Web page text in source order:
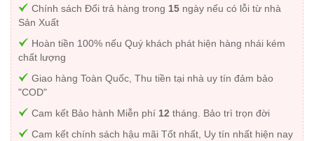
Chính sách Đổi trả hàng trong 15 ngày nếu có lỗi từ nhà
Sản Xuất
Hoàn tiền 100% nếu Quý khách phát hiện hàng nhái kém
chất lượng
Giao hàng Toàn Quốc, Thu tiền tại nhà uy tín đảm bảo
"COD"
Cam kết Bảo hành Miễn phí 12 tháng. Bảo trì trọn đời
Cam kết chính sách hậu mãi Tốt nhất, Uy tín nhất hiện nay